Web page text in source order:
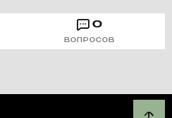
0
ВОПРОСОВ